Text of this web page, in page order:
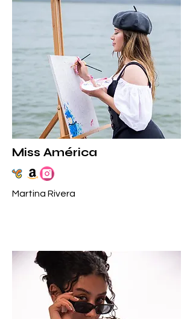
Miss América
Martina Rivera